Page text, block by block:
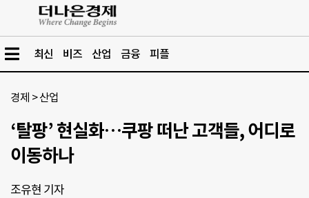
최신 비즈 산업 금융 피플
경제 >산업
‘탈팡’ 현실화…쿠팡 떠난 고객들, 어디로
이동하나
조유현 기자